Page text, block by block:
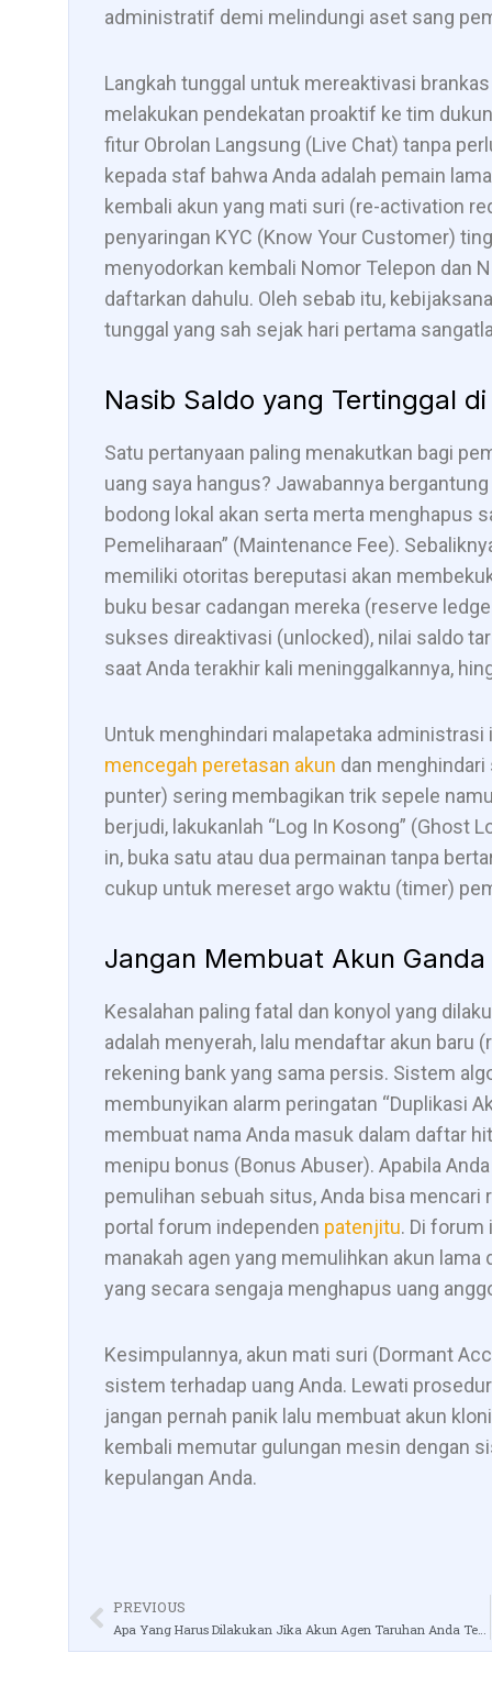
administratif demi melindungi aset sang
Langkah tunggal untuk mereaktivasi
melakukan pendekatan proaktif ke tim
fitur Obrolan Langsung (Live Chat) tanpa
kepada staf bahwa Anda adalah pemain
kembali akun yang mati suri (re-activation
penyaringan KYC (Know Your Customer)
menyodorkan kembali Nomor Telepon dan
daftarkan dahulu. Oleh sebab itu,
tunggal yang sah sejak hari pertama
Nasib Saldo yang Tertinggal
Satu pertanyaan paling menakutkan bagi
uang saya hangus? Jawabannya
bodong lokal akan serta merta menghapus
Pemeliharaan” (Maintenance Fee).
memiliki otoritas bereputasi akan
buku besar cadangan mereka (reserve
sukses direaktivasi (unlocked), nilai saldo
saat Anda terakhir kali meninggalkannya,
Untuk menghindari malapetaka
mencegah peretasan akun dan
punter) sering membagikan trik sepele
berjudi, lakukanlah “Log In Kosong” (Ghost
in, buka satu atau dua permainan tanpa
cukup untuk mereset argo waktu (timer)
Jangan Membuat Akun
Kesalahan paling fatal dan konyol yang
adalah menyerah, lalu mendaftar akun baru
rekening bank yang sama persis. Sistem
membunyikan alarm peringatan “Duplikasi
membuat nama Anda masuk dalam daftar
menipu bonus (Bonus Abuser). Apabila
pemulihan sebuah situs, Anda bisa
portal forum independen patenjitu. Di forum
manakah agen yang memulihkan akun
yang secara sengaja menghapus uang
Kesimpulannya, akun mati suri (Dormant
sistem terhadap uang Anda. Lewati
jangan pernah panik lalu membuat akun
kembali memutar gulungan mesin dengan
kepulangan Anda.
PREVIOUS
Apa Yang Harus Dilakukan Jika Akun Agen Taruhan Anda Terkunci?